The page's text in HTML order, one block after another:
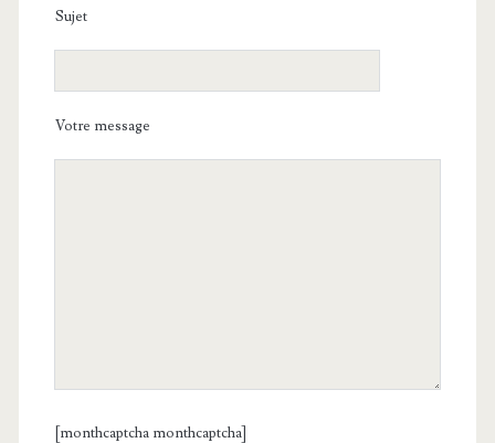
Sujet
Votre message
[monthcaptcha monthcaptcha]